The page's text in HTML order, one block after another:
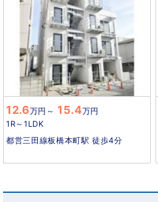
12.6万円 ～ 15.4万円
1R～1LDK
都営三田線板橋本町駅 徒歩4分